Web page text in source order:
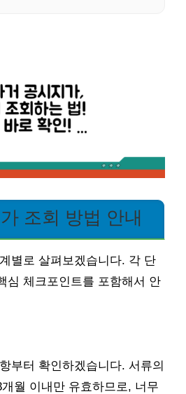
조회 방법 안내
별로 살펴보겠습니다. 각 단
심 체크포인트를 포함해서 안
부터 확인하겠습니다. 서류의
월 이내만 유효하므로, 너무